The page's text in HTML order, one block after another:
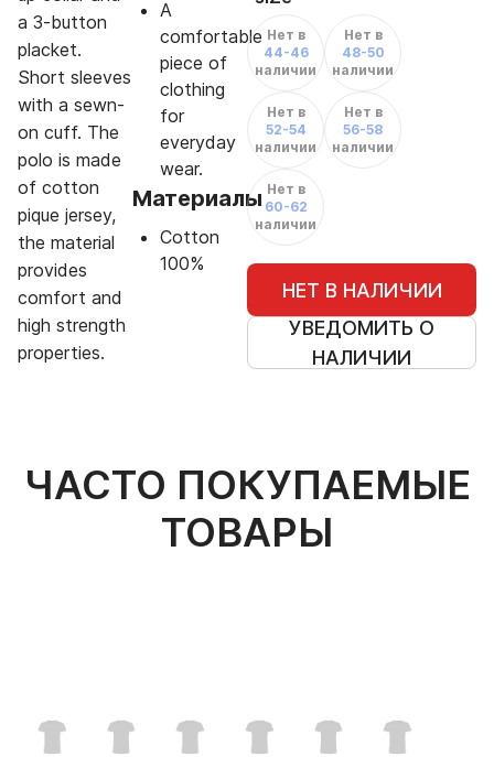
a 3-button
placket.
Short sleeves
with a sewn-
on cuff. The
polo is made
of cotton
pique jersey,
the material
provides
comfort and
high strength
properties.
A
comfortable
piece of
clothing
for
everyday
wear.
Материалы
Cotton
100%
44-46
Нет в
наличии
48-50
Нет в
наличии
52-54
Нет в
наличии
56-58
Нет в
наличии
60-62
Нет в
наличии
НЕТ В НАЛИЧИИ
УВЕДОМИТЬ О
НАЛИЧИИ
ЧАСТО ПОКУПАЕМЫЕ
ТОВАРЫ